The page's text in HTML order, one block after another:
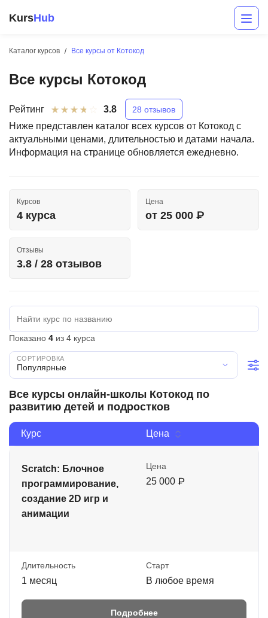
KursHub
Каталог курсов Все курсы от Котокод
Все курсы Котокод
Рейтинг 3.8 28 отзывов
Ниже представлен каталог всех курсов от Котокод с
актуальными ценами, длительностью и датами начала.
Информация на странице обновляется ежедневно.
Курсов
4 курса
Цена
от 25 000 ₽
Отзывы
3.8 / 28 отзывов
Показано 4 из 4 курса
Популярные
Все курсы онлайн-школы Котокод по
развитию детей и подростков
Курс Цена
Scratch: Блочное
программирование,
создание 2D игр и
анимации
Цена
25 000 ₽
Длительность
1 месяц
Старт
В любое время
Подробнее
Дизайн
Менеджмент
Soft Skills
ДПО
Детям
Акции и промокоды
Рейтинг онлайн-школ